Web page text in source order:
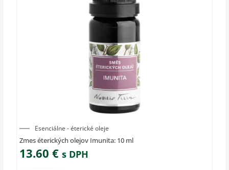
Esenciálne - éterické oleje
Zmes éterických olejov Imunita: 10 ml
13.60€ s DPH